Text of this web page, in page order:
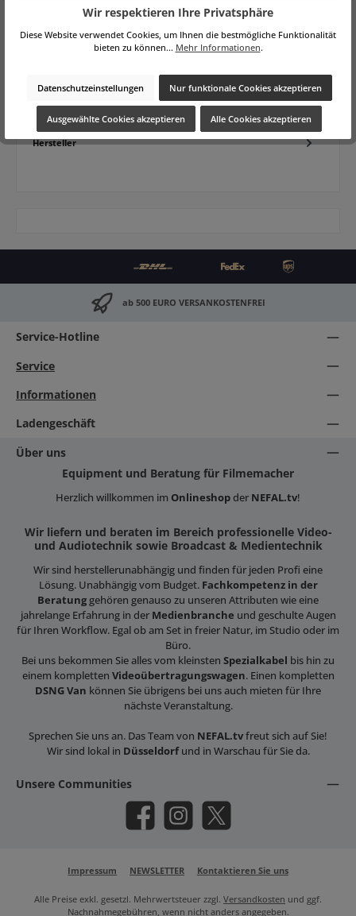
30 Tage
Deity PR-4 Tragbarer 32-Bit Float Field Recorder mit 4
EingängenKleine Produktionen haben selten den Luxus eines
eigenen Ton…Mehr
Hersteller
ab 500 EURO VERSANKOSTENFREI
Service-Hotline
Service
Informationen
Ladengeschäft
Über uns
Equipment und Beratung für Filmemacher
Herzlich willkommen im Onlineshopder NEFAL.tv!
Wir liefern und beraten im Bereich professionelle Video-
und Audiotechnik sowie Broadcast & Medientechnik
Wir sind herstellerunabhängig und finden für jeden Profi eine
Lösung. Unabhängig vom Budget. Fachkompetenz in der
Beratunggehören genauso zu unseren Attributen wie eine
jahrelange Erfahrung in der Medienbranche und geschulte Augen
für Ihren Workflow. Egal ob am Set in freier Natur, im Studio oder im
Büro.
Bei uns bekommen Sie alles vom kleinsten Spezialkabel bis hin zu
einem kompletten Videoübertragungswagen. Einen kompletten
DSNG Van können Sie übrigens bei uns auch mieten für Ihre
nächste Veranstaltung.
Sprechen Sie uns an. Das Team von NEFAL.tvfreut sich auf Sie!
Wir sind lokal in Düsseldorfund in Warschau für Sie da.
Unsere Communities
Facebook InstagramX / Twitter
Impressum NEWSLETTER Kontaktieren Sie uns
Alle Preise exkl. gesetzl. Mehrwertsteuer zzgl. Versandkosten und ggf.
Nachnahmegebühren, wenn nicht anders angegeben.
Wir respektieren Ihre Privatsphäre
Diese Website verwendet Cookies, um Ihnen die bestmögliche Funktionalität
bieten zu können... Mehr Informationen.
Datenschutzeinstellungen Nur funktionale Cookies akzeptieren
Ausgewählte Cookies akzeptieren Alle Cookies akzeptieren